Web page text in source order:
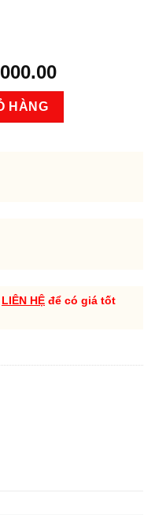
Current
price
tủ số lượng
HÀNG
LIÊN HỆ để có giá tốt